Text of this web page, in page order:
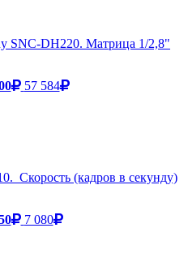
SNC-DH220. Матрица 1/2,8"
57 584
Скорость (кадров в секунду)
7 080